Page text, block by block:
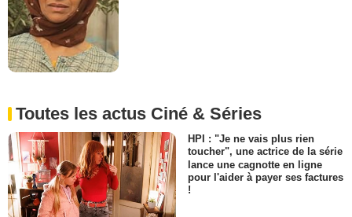
Toutes les actus Ciné & Séries
HPI : "Je ne vais plus rien
toucher", une actrice de la série
lance une cagnotte en ligne
pour l'aider à payer ses factures
!